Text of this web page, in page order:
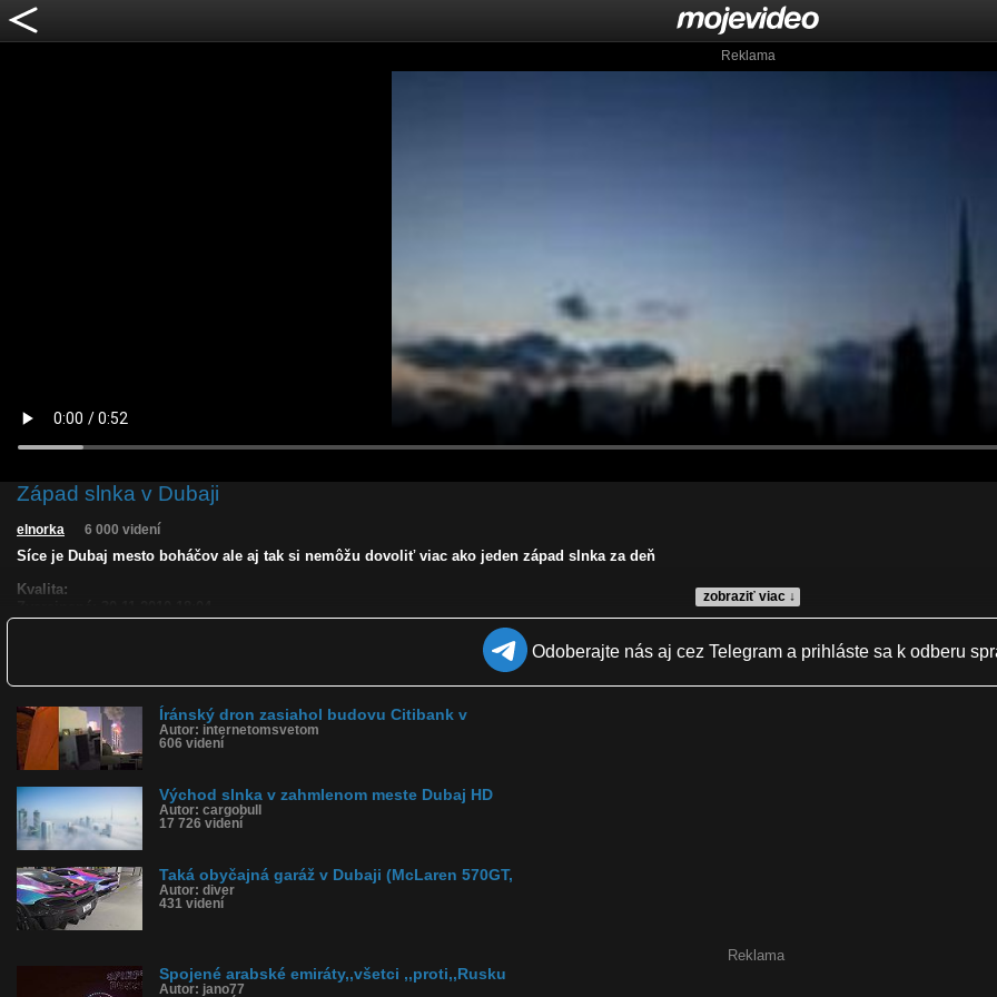
Reklama
Západ slnka v Dubaji
zobraziť viac ↓
elnorka 6 000 videní
Síce je Dubaj mesto boháčov ale aj tak si nemôžu dovoliť viac ako jeden západ slnka za deň
Kvalita:
Tagy: západ, slnka, dubaj, dubaj, arabi, arabský, arabské, emiráty
História sledovanosti videa:
Odoberajte nás aj cez Telegram a prihláste sa k odberu
Íránský dron zasiahol budovu Citibank v
Autor: internetomsvetom
606 videní
Východ slnka v zahmlenom meste Dubaj HD
Autor: cargobull
17 726 videní
Taká obyčajná garáž v Dubaji (McLaren 570GT,
Autor: diver
431 videní
Reklama
Spojené arabské emiráty,,všetci ,,proti,,Rusku
Autor: jano77